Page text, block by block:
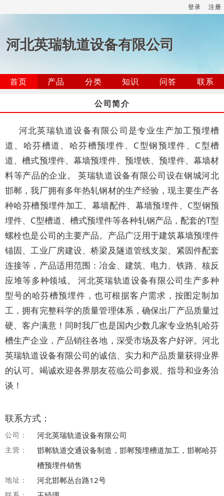
登录 注册
河北英瑞轨道设备有限公司
首页 产品 分类 知识 问答
联系
公司简介
河北英瑞轨道设备有限公司是专业生产加工预埋槽
道、哈芬槽道、哈芬槽预埋件、C型钢预埋件、C型槽
道、槽式预埋件、幕墙预埋件、预埋铁、预埋件、幕墙材
料等产品的企业。 英瑞轨道设备有限公司设在钢城河北
邯郸，我厂拥有多年热轧钢材的生产经验，现主要生产各
种哈芬槽预埋件加工、幕墙配件、幕墙预埋件、C型钢预
埋件、C型槽道、槽式预埋件等各种轧钢产品，配套的T型
螺栓也是公司的主要产品。产品广泛用于建筑幕墙预埋件
锚固、工业厂房建设、桥梁及隧道管线支架、紧固件配套
连接等，产品适用范围：冶金、建筑、电力、铁路、核反
应堆等多种领域。 河北英瑞轨道设备有限公司生产多种
型号的哈芬槽预埋件，也可根据客户需求，按图定制加
工，拥有完整科学的质量管理体系，确保出厂产品质量过
硬、客户满意！同时我厂也是国内少数几家专业热轧哈芬
槽生产企业，产品销往各地，深受市场及客户好评。河北
英瑞轨道设备有限公司的诚信、实力和产品质量获得业界
的认可。竭诚欢迎各界朋友莅临公司参观、指导和业务洽
谈！
联系方式：
公司： 河北英瑞轨道设备有限公司
主营：
邯郸轨道交通设备制造，邯郸预埋槽道加工，邯郸哈芬
槽预埋件销售
地址： 河北邯郸丛台路12号